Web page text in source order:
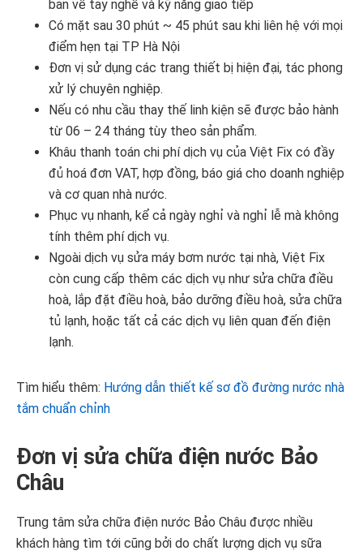
bản về tay nghề và kỹ năng giao tiếp
Có mặt sau 30 phút ~ 45 phút sau khi liên hệ với mọi
điểm hẹn tại TP Hà Nội
Đơn vị sử dụng các trang thiết bị hiện đại, tác phong
xử lý chuyên nghiệp.
Nếu có nhu cầu thay thế linh kiện sẽ được bảo hành
từ 06 – 24 tháng tùy theo sản phẩm.
Khâu thanh toán chi phí dịch vụ của Việt Fix có đầy
đủ hoá đơn VAT, hợp đồng, báo giá cho doanh nghiệp
và cơ quan nhà nước.
Phục vụ nhanh, kể cả ngày nghỉ và nghỉ lễ mà không
tính thêm phí dịch vụ.
Ngoài dịch vụ sửa máy bơm nước tại nhà, Việt Fix
còn cung cấp thêm các dịch vụ như sửa chữa điều
hoà, lắp đặt điều hoà, bảo dưỡng điều hoà, sửa chữa
tủ lạnh, hoặc tất cả các dịch vụ liên quan đến điện
lạnh.
Tìm hiểu thêm: Hướng dẫn thiết kế sơ đồ đường nước nhà
tắm chuẩn chỉnh
Đơn vị sửa chữa điện nước Bảo
Châu
Trung tâm sửa chữa điện nước Bảo Châu được nhiều
khách hàng tìm tới cũng bởi do chất lượng dịch vụ sữa